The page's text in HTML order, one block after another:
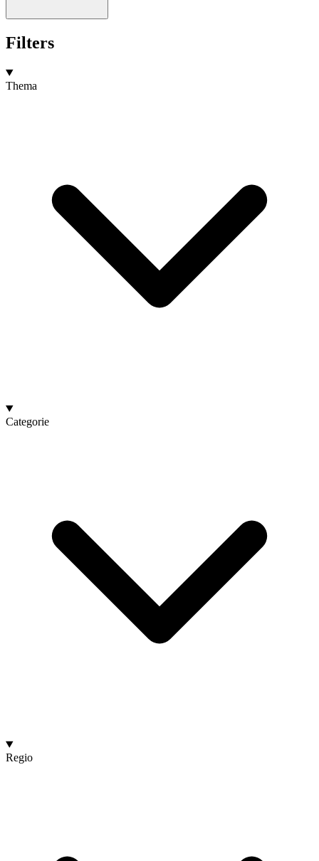
Filters
Thema
Categorie
Regio